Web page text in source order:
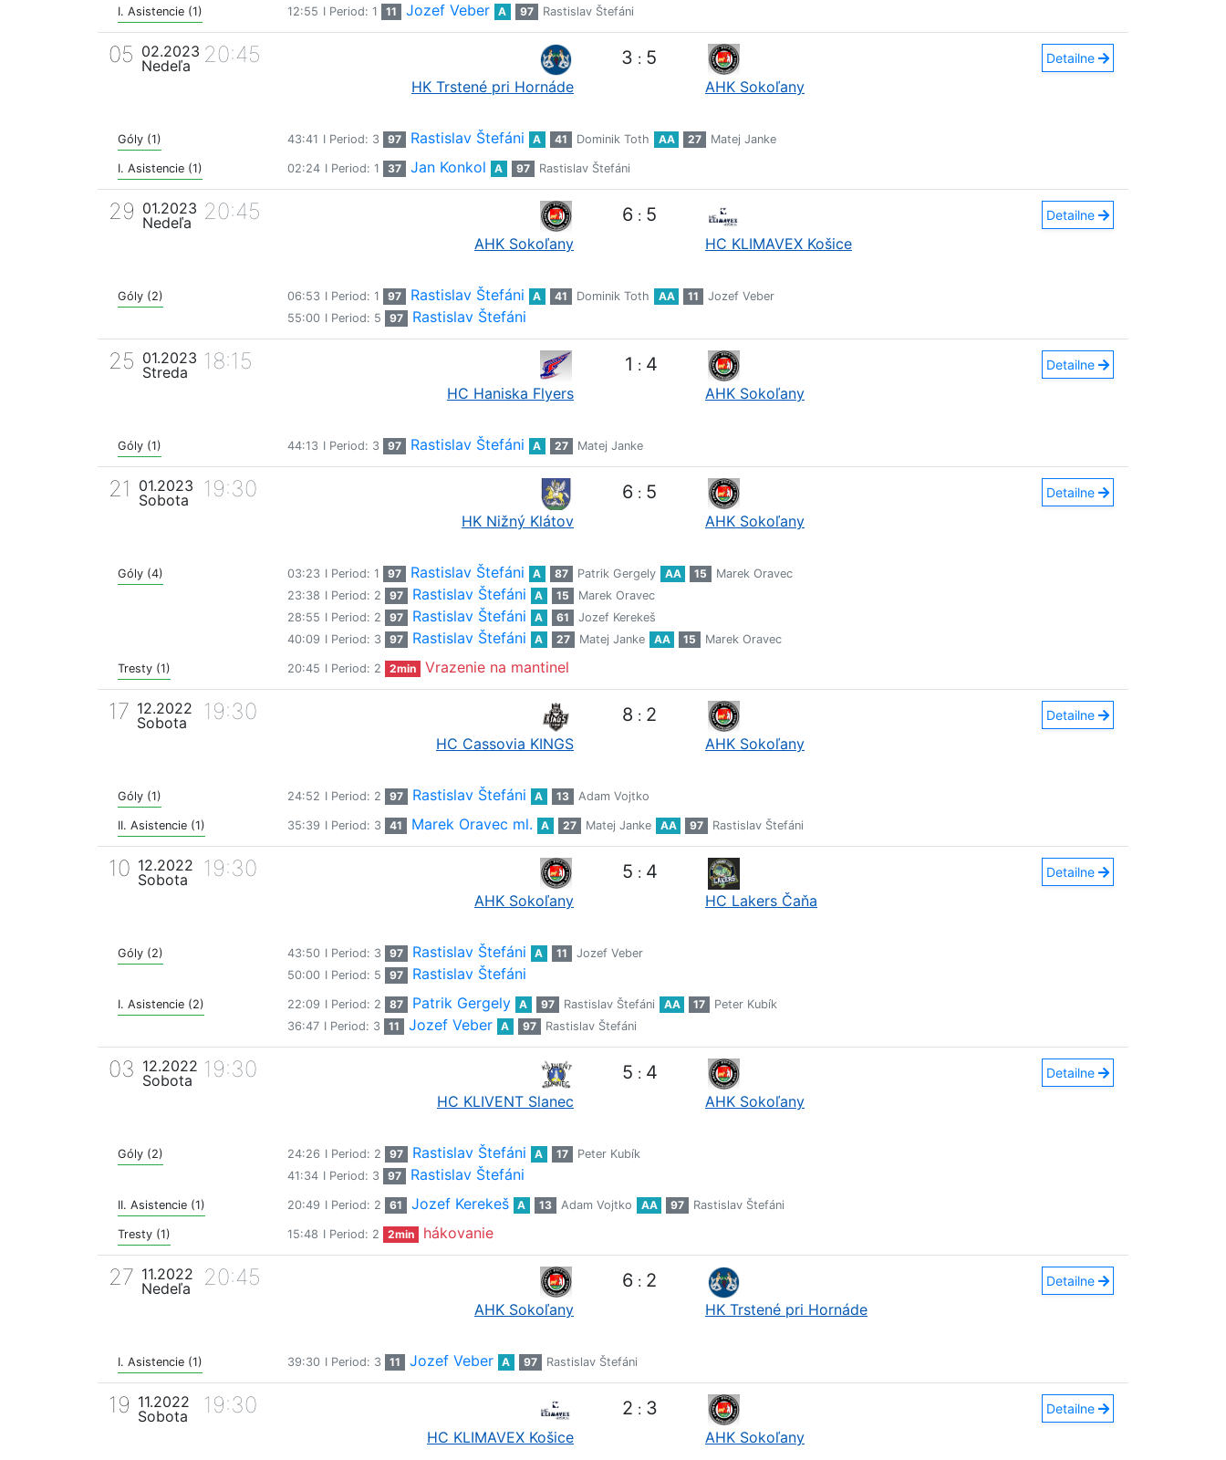
I. Asistencie (1) 12:55 I Period: 1 11 Jozef Veber A 97 Rastislav Štefáni
05 02.2023
Nedeľa
20:45
HK Trstené pri Hornáde
3 : 5
AHK Sokoľany
Detailne
Góly (1) 43:41 I Period: 3 97 Rastislav Štefáni A 41 Dominik Toth AA 27 Matej Janke
I. Asistencie (1) 02:24 I Period: 1 37 Jan Konkol A 97 Rastislav Štefáni
29 01.2023
Nedeľa
20:45
AHK Sokoľany
6 : 5
HC KLIMAVEX Košice
Detailne
Góly (2) 06:53 I Period: 1 97 Rastislav Štefáni A 41 Dominik Toth AA 11
Jozef Veber
55:00 I Period: 5 97 Rastislav Štefáni
25 01.2023
Streda
18:15
HC Haniska Flyers
1 : 4
AHK Sokoľany
Detailne
Góly (1) 44:13 I Period: 3 97 Rastislav Štefáni A 27 Matej Janke
21
01.2023
Sobota
19:30
HK Nižný Klátov
6 : 5
AHK Sokoľany
Detailne
Góly (4) 03:23 I Period: 1 97 Rastislav Štefáni A 87 Patrik Gergely AA 15
Marek Oravec
23:38 I Period: 2 97 Rastislav Štefáni A 15
Marek Oravec
28:55 I Period: 2 97 Rastislav Štefáni A 61
Jozef Kerekeš
40:09 I Period: 3 97 Rastislav Štefáni A 27 Matej Janke AA 15 Marek Oravec
Tresty (1) 20:45 I Period: 2 2min Vrazenie na mantinel
17 12.2022
Sobota
19:30
HC Cassovia KINGS
8 : 2
AHK Sokoľany
Detailne
Góly (1) 24:52 I Period: 2 97 Rastislav Štefáni A 13 Adam Vojtko
II. Asistencie (1) 35:39 I Period: 3 41 Marek Oravec ml. A 27 Matej Janke AA 97 Rastislav Štefáni
10 12.2022
Sobota
19:30
AHK Sokoľany
5 : 4
HC Lakers Čaňa
Detailne
Góly (2) 43:50 I Period: 3 97 Rastislav Štefáni A 11
Jozef Veber
50:00 I Period: 5 97 Rastislav Štefáni
I. Asistencie (2) 22:09 I Period: 2 87 Patrik Gergely A 97 Rastislav Štefáni AA 17
Peter Kubík
36:47 I Period: 3 11 Jozef Veber A 97 Rastislav Štefáni
03 12.2022
Sobota
19:30
HC KLIVENT Slanec
5 : 4
AHK Sokoľany
Detailne
Góly (2) 24:26 I Period: 2 97 Rastislav Štefáni A 17
Peter Kubík
41:34 I Period: 3 97 Rastislav Štefáni
II. Asistencie (1) 20:49 I Period: 2 61 Jozef Kerekeš A 13 Adam Vojtko AA 97 Rastislav Štefáni
Tresty (1) 15:48 I Period: 2 2min hákovanie
27 11.2022
Nedeľa
20:45
AHK Sokoľany
6 : 2
HK Trstené pri Hornáde
Detailne
I. Asistencie (1) 39:30 I Period: 3 11 Jozef Veber A 97 Rastislav Štefáni
19 11.2022
Sobota
19:30
HC KLIMAVEX Košice
2 : 3
AHK Sokoľany
Detailne